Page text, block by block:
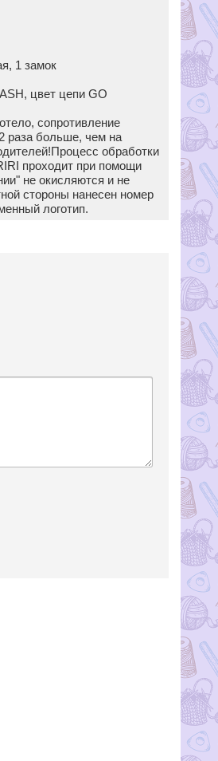
1 замок
цвет цепи GO
сопротивление
раза больше, чем на
обработки
проходит при помощи
не окисляются и не
стороны нанесен номер
логотип.